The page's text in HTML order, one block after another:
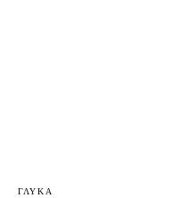
ΓΛΥΚΆ